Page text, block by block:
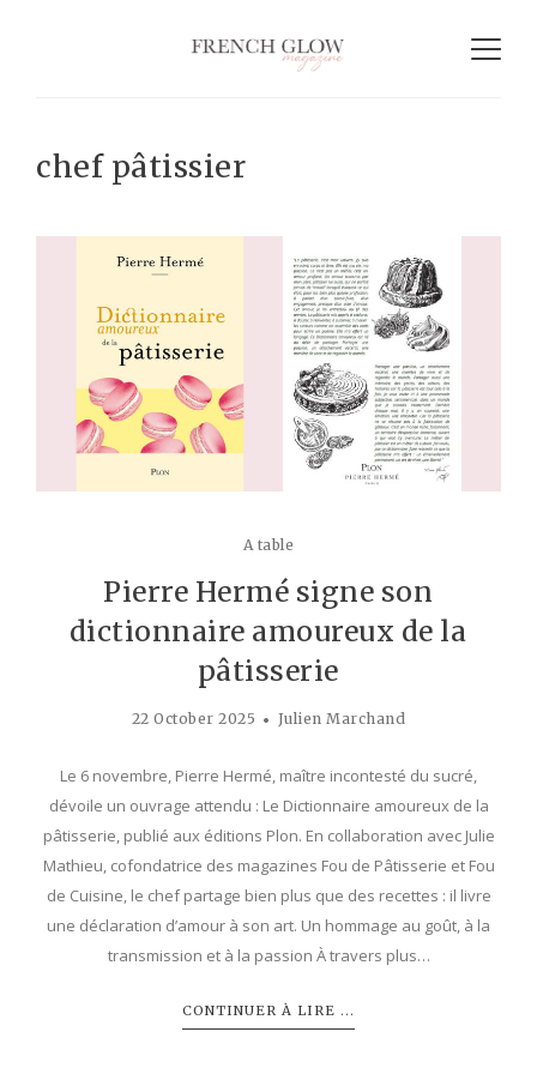
chef pâtissier
A table
Pierre Hermé signe son
dictionnaire amoureux de la
pâtisserie
22 October 2025 Julien Marchand
Le 6 novembre, Pierre Hermé, maître incontesté du sucré,
dévoile un ouvrage attendu : Le Dictionnaire amoureux de la
pâtisserie, publié aux éditions Plon. En collaboration avec Julie
Mathieu, cofondatrice des magazines Fou de Pâtisserie et Fou
de Cuisine, le chef partage bien plus que des recettes : il livre
une déclaration d’amour à son art. Un hommage au goût, à la
transmission et à la passion À travers plus…
CONTINUER À LIRE ...